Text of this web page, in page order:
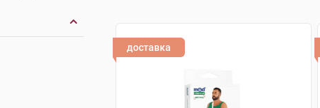
доставка